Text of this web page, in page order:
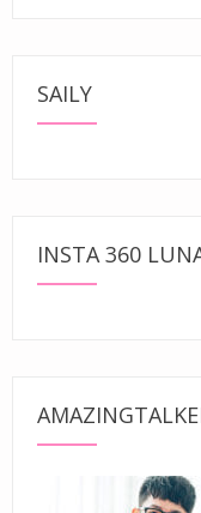
SAILY
INSTA 360